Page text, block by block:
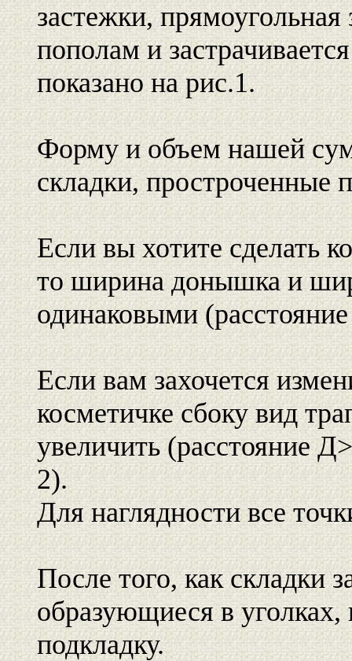
застежки, прямоугольная
пополам и
показано на рис.1.
Форму и объем нашей
складки, простроченные
Если вы хотите сделать
то ширина донышка и
одинаковыми
Если вам захочется
косметичке сбоку вид
увеличить (расстояние
2).
Для наглядности все
После того, как складки
образующиеся в
подкладку.